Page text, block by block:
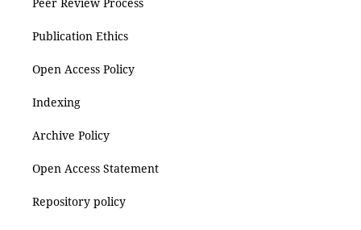
Publication Ethics
Open Access Policy
Indexing
Archive Policy
Open Access Statement
Repository policy